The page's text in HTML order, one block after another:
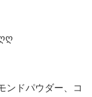
ンドパウダー、コ